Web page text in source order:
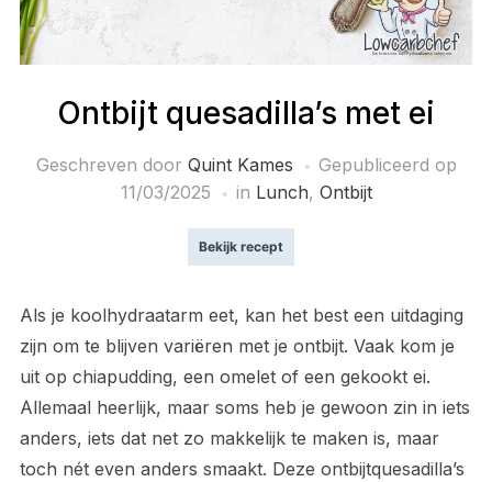
Ontbijt quesadilla’s met ei
Geschreven door Quint Kames
Gepubliceerd op
11/03/2025
in Lunch, Ontbijt
Bekijk recept
Als je koolhydraatarm eet, kan het best een uitdaging
zijn om te blijven variëren met je ontbijt. Vaak kom je
uit op chiapudding, een omelet of een gekookt ei.
Allemaal heerlijk, maar soms heb je gewoon zin in iets
anders, iets dat net zo makkelijk te maken is, maar
toch nét even anders smaakt. Deze ontbijtquesadilla’s